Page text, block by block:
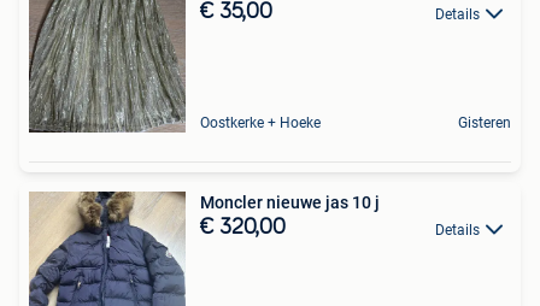
€ 35,00 Details
Oostkerke + Hoeke Gisteren
Moncler nieuwe jas 10 j
€ 320,00 Details